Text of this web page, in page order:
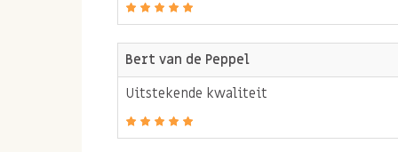
gezond zijn!
Allergenen:
Kan TARWE, HAVER, andere NOTEN, PINDAs en SESAM
Bert van de Peppel
Uitstekende kwaliteit